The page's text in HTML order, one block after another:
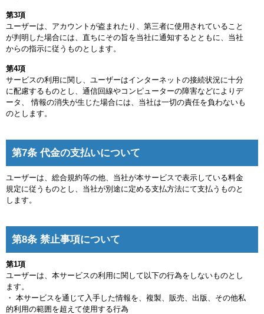
第3項
ユーザーは、アカウントが盗まれたり、第三者に使用されていること
が判明した場合には、直ちにその旨を当社に通知するとともに、当社
からの指示に従うものとします。
第4項
サービスの利用に関し、ユーザーはインターネットの接続状況に十分
に配慮するものとし、通信回線やコンピューターの障害などによりデ
ータ、 情報の消失が生じた場合には、当社は一切の責任を負わないも
のとします。
第7条 代金の支払いについて
ユーザーは、総合規約等の他、当社が本サービスで表示している料金
規定に従うものとし、当社が別途に定める支払方法にて支払うものと
します。
第8条 禁止事項について
第1項
ユーザーは、本サービスの利用に関して以下の行為をしないものとし
ます。
・ 本サービスを通じて入手した情報を、複製、販売、出版、その他私
的利用の範囲を超えて使用する行為